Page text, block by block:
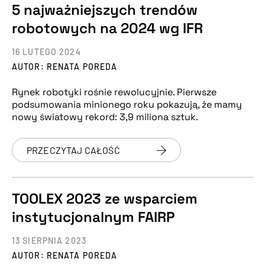
5 najważniejszych trendów
robotowych na 2024 wg IFR
AUTOR: RENATA POREDA
16 LUTEGO 2024
Rynek robotyki rośnie rewolucyjnie. Pierwsze
podsumowania minionego roku pokazują, że mamy
nowy światowy rekord: 3,9 miliona sztuk.
PRZECZYTAJ CAŁOŚĆ
TOOLEX 2023 ze wsparciem
instytucjonalnym FAIRP
AUTOR: RENATA POREDA
13 SIERPNIA 2023